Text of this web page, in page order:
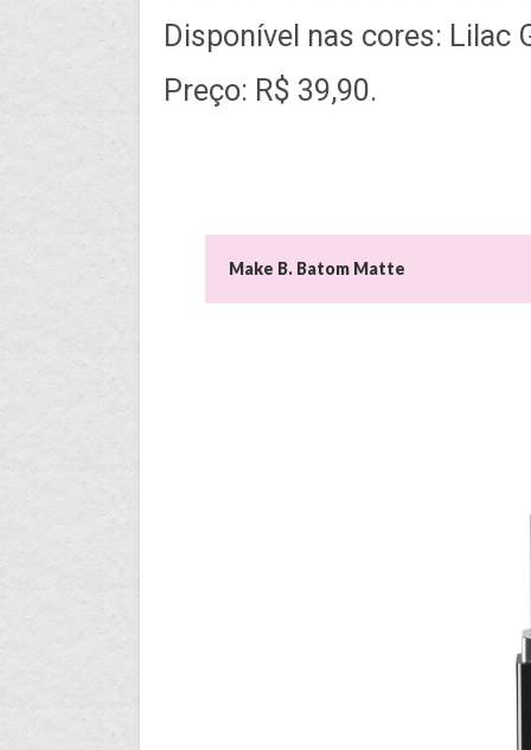
Disponível nas cores: Lilac
Preço: R$ 39,90.
Make B. Batom Matte